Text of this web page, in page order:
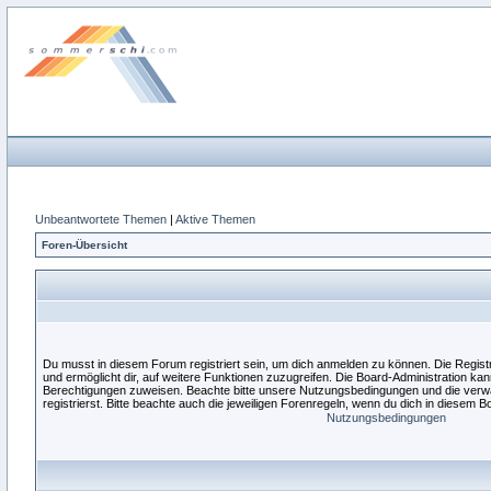
Unbeantwortete Themen | Aktive Themen
Foren-Übersicht
Du musst in diesem Forum registriert sein, um dich anmelden zu können. Die
und ermöglicht dir, auf weitere Funktionen zuzugreifen. Die Board-Administration
Berechtigungen zuweisen. Beachte bitte unsere Nutzungsbedingungen und die
registrierst. Bitte beachte auch die jeweiligen Forenregeln, wenn du dich in diesem
Nutzungsbedingungen